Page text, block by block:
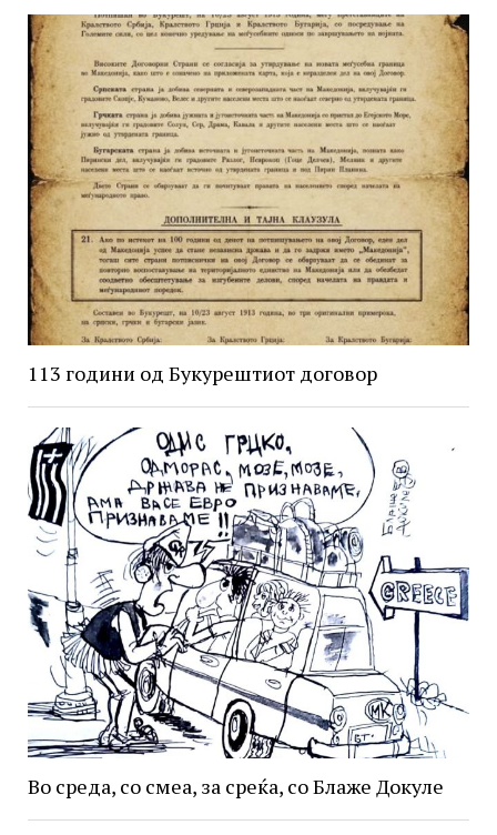
113 години од Букурештиот договор
Во среда, со смеа, за среќа, со Блаже Докуле